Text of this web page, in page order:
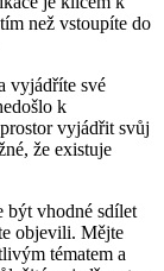
než vstoupíte do
vyjádříte své
k
vyjádřit svůj
že existuje
být vhodné sdílet
objevili. Mějte
tématem a